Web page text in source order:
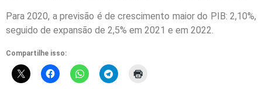
Para 2020, a previsão é de crescimento maior do PIB: 2,10%,
seguido de expansão de 2,5% em 2021 e em 2022.
Compartilhe isso: